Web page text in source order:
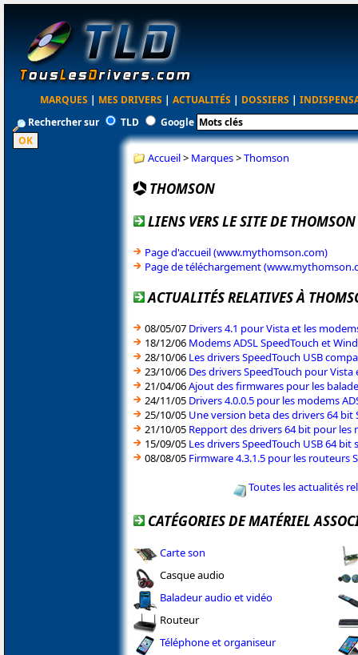
MARQUES | MES DRIVERS | ACTUALITÉS | DOSSIERS |
Rechercher sur
TLD Google
Accueil> Marques>Thomson
THOMSON
LIENS VERS LE SITE DE THOMSON
Page d'accueil (www.mythomson.com)
Page de téléchargement
ACTUALITÉS RELATIVES À
08/05/07 Drivers 4.1 pour Vista et les
18/12/06 Modems ADSL SpeedTouch et
28/10/06 Les drivers SpeedTouch USB
23/10/06 Des drivers SpeedTouch pour
21/04/06Ajout des firmwares pour les
24/11/05 Drivers 4.0.0.5 pour les modems
25/10/05 Une version beta des drivers 64 bit
21/10/05 Repport des drivers 64 bit pour les
15/09/05 Les drivers SpeedTouch USB 64 bit
08/08/05 Firmware 4.3.1.5 pour les routeurs
Toutes les actualités
CATÉGORIES DE MATÉRIEL
Carte son
Casque audio
Baladeur audio et vidéo
Routeur
Téléphone et organiseur